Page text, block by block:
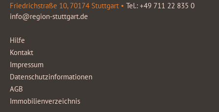
Friedrichstraße 10, 70174 Stuttgart • Tel.: +49 711 22 835 0
info@region-stuttgart.de
Hilfe
Kontakt
Impressum
Datenschutzinformationen
AGB
Immobilienverzeichnis